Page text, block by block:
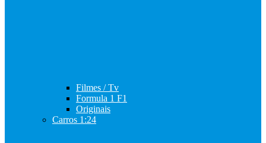
Filmes / Tv
Formula 1 F1
Originais
Carros 1:24